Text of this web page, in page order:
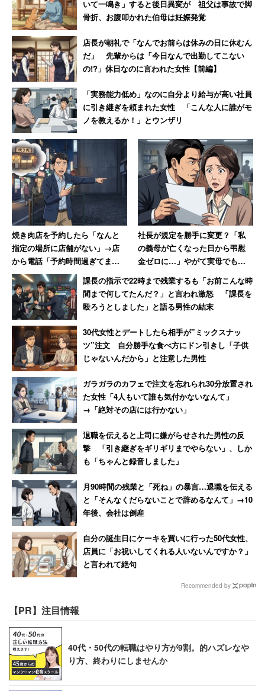
2013年度）
3位：アマゾンジャパン
～初年度の月額基本給35万円。株式付与も魅力～
アマゾンジャパン
世界的総合オンラインストアを運営する「Amazon.com」
の日本法人。物流ネットワークを背景に成長を続けてきた
同社は、職種別採用を実施している。中途採用では、自動
倉庫システムなど将来の物流を見据えた新たな出荷設備・
サービスの構築を担う「購買管理シニアスペシャリスト」
や、入荷・出荷・品質管理・返送対応に携わる人員の管理
などを行う「エリアマネージャー」といった職種が存在す
る。
給与は年俸制12分割支給となっており、初年度の時間外労
働手当などを含む月額基本給は約35万円。別途、株式やサ
イニングボーナスも付与される。
「マネージャーに昇格すると給料は多く上がるほう
だと思う。また、会社より株が支給されるため、年
収＋αの給料がもらえるので能力があり、給料アッ
プを目指すのであれば大変良い職場であると思いま
す」
（物流サービス／40代後半男性／年収700万円／
2015年度）
日本郵便「定時上がりが基本だった。休日出
勤はあるが、振替休日がしっかりと貰える」
4位：日本郵便
～休日が多くプライベートも充実の声、女性の活躍推進に
取り組む～
いて一鳴き」すると後日異変が 祖父は事故で脚
骨折、お腹叩かれた伯母は妊娠発覚
店長が朝礼で「なんでお前らは休みの日に休むん
だ」 先輩からは「今日なんで出勤してこない
の!?」休日なのに言われた女性【前編】
「実務能力低め」なのに自分より給与が高い社員
に引き継ぎを頼まれた女性 「こんな人に誰がモ
ノを教えるか！」とウンザリ
焼き肉店を予約したら「なんと
指定の場所に店舗がない」→店
から電話「予約時間過ぎてま
す。キャンセル料を…」と言わ
れた40代男性
社長が規定を勝手に変更？「私
の義母が亡くなった日から弔慰
金ゼロに…」やがて実母でもナ
シになり呆れる女性
課長の指示で22時まで残業するも「お前こんな時
間まで何してたんだ？」と言われ激怒 「課長を
殴ろうとしました」と語る男性の結末
30代女性とデートしたら相手が”ミックスナッ
ツ”注文 自分勝手な食べ方にドン引きし「子供
じゃないんだから」と注意した男性
ガラガラのカフェで注文を忘れられ30分放置され
た女性「4人もいて誰も気付かないなんて」
→「絶対その店には行かない」
退職を伝えると上司に嫌がらせされた男性の反
撃 「引き継ぎをギリギリまでやらない」、しか
も「ちゃんと録音しました」
月90時間の残業と「死ね」の暴言…退職を伝える
と「そんなくだらないことで辞めるなんて」→10
年後、会社は倒産
自分の誕生日にケーキを買いに行った50代女性、
店員に「お祝いしてくれる人いないんですか？」
と言われて絶句
Recommended by
【PR】注目情報
40代・50代の転職はやり方が9割。的ハズレなや
り方、終わりにしませんか